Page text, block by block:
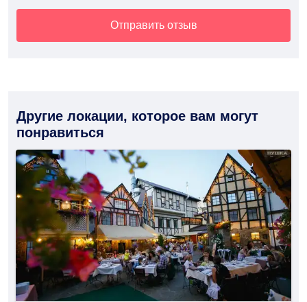
Отправить отзыв
Другие локации, которое вам могут
понравиться